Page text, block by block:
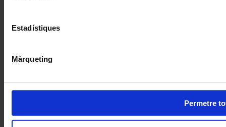
Estadístiques
Màrqueting
Permetre